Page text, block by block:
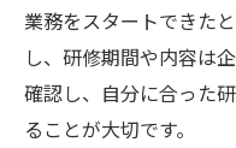
業務をスタートできた
し、研修期間や内容は
確認し、自分に合った
ることが大切です。